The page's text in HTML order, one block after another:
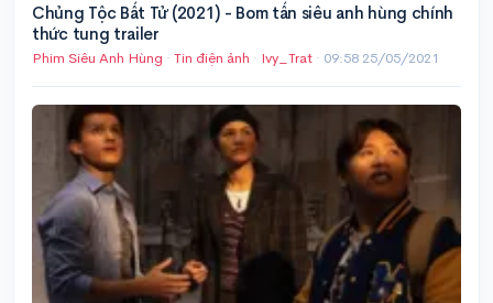
Chủng Tộc Bất Tử (2021) - Bom tấn siêu anh hùng chính
thức tung trailer
Phim Siêu Anh Hùng · Tin điện ảnh · Ivy_Trat · 09:58 25/05/2021